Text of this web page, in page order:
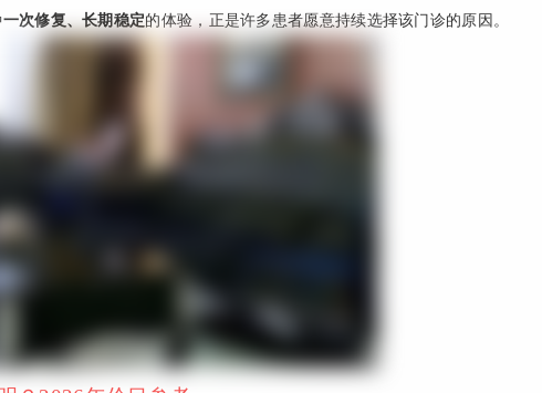
一次修复、长期稳定的体验，正是许多患者愿意持续选择该门诊的原因。